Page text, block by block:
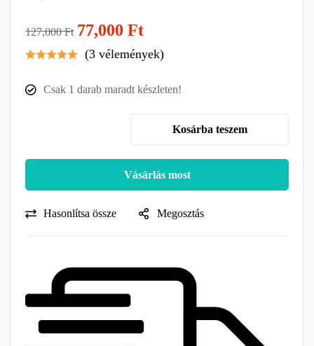
127,000Ft 77,000 Ft
(3 vélemények)
Csak 1 darab maradt készleten!
Kosárba teszem
Vásárlás most
Hasonlítsa össze Megosztás